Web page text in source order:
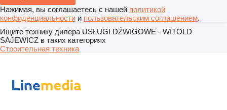
Нажимая, вы соглашаетесь с нашей политикой
конфиденциальности и пользовательским соглашением.
Ищите технику дилера USŁUGI DŹWIGOWE - WITOLD
SAJEWICZ в таких категориях
Строительная техника